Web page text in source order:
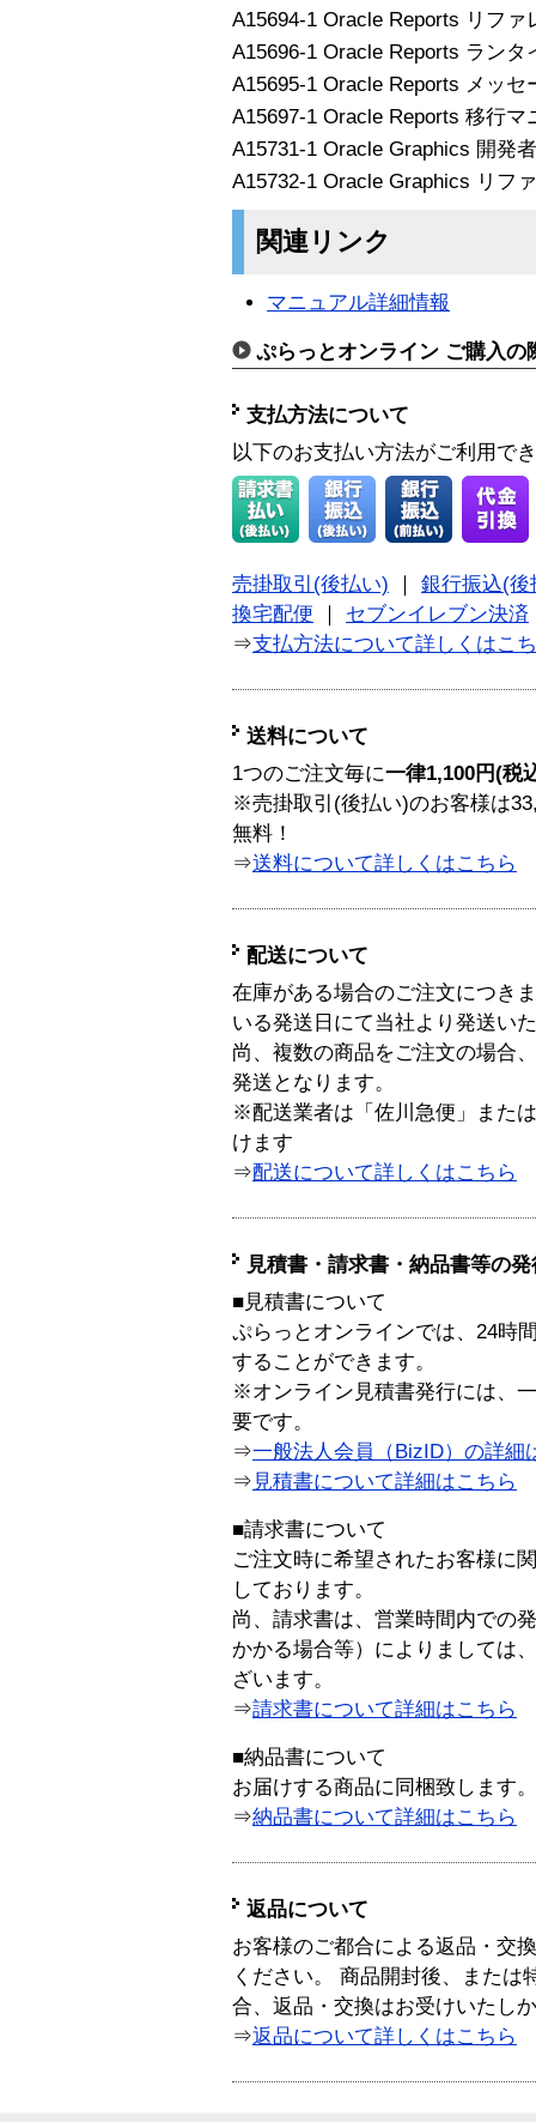
A15694-1 Oracle Reports リファ
A15696-1 Oracle Reports ランタ
A15695-1 Oracle Reports メッセ
A15697-1 Oracle Reports 移行マ
A15731-1 Oracle Graphics 開発
A15732-1 Oracle Graphics リフ
関連リンク
マニュアル詳細情報
ぷらっとオンライン ご購入の
支払方法について
以下のお支払い方法がご利用で
売掛取引(後払い)
銀行振込(後
換宅配便
セブンイレブン決済
⇒支払方法について詳しくはこ
送料について
1つのご注文毎に一律1,100円(税
※売掛取引(後払い)のお客様は
無料！
⇒送料について詳しくはこちら
配送について
在庫がある場合のご注文につき
いる発送日にて当社より発送い
尚、複数の商品をご注文の場合
発送となります。
※配送業者は「佐川急便」また
けます
⇒配送について詳しくはこちら
見積書・請求書・納品書等の
■見積書について
ぷらっとオンラインでは、24時
することができます。
※オンライン見積書発行には、
要です。
⇒一般法人会員（BizID）の詳細
⇒ 見積書について詳細はこちら
■請求書について
ご注文時に希望されたお客様に
しております。
尚、請求書は、営業時間内での
かかる場合等）によりましては
ざいます。
⇒請求書について詳細はこちら
■納品書について
お届けする商品に同梱致します。
⇒納品書について詳細はこちら
返品について
お客様のご都合による返品・交
ください。 商品開封後、または
合、返品・交換はお受けいたし
⇒返品について詳しくはこちら